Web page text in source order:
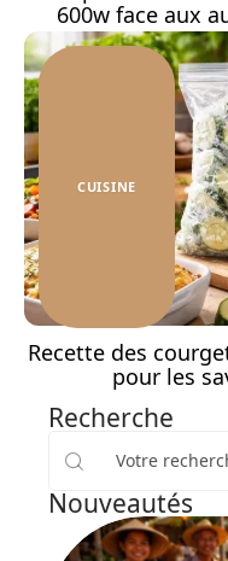
600w face aux
CUISINE
Recette des
pour les
Recherche
Nouveautés